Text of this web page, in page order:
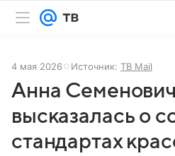
4 мая 2026 Источник: ТВ Mail
Анна
высказалась о
стандартах